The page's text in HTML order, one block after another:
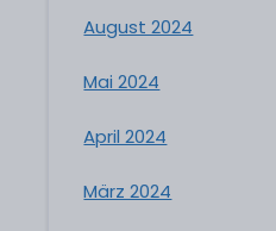
August 2024
Mai 2024
April 2024
März 2024